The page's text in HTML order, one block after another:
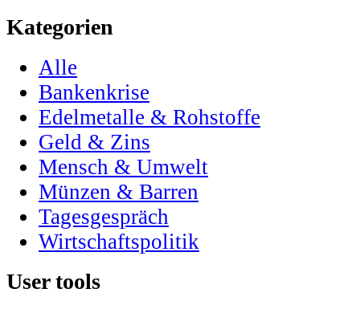
Kategorien
Alle
Bankenkrise
Edelmetalle & Rohstoffe
Geld & Zins
Mensch & Umwelt
Münzen & Barren
Tagesgespräch
Wirtschaftspolitik
User tools